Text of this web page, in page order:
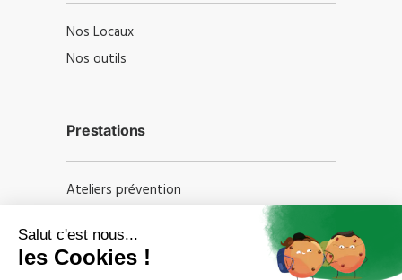
Nos Locaux
Nos outils
Prestations
Ateliers prévention
Audits